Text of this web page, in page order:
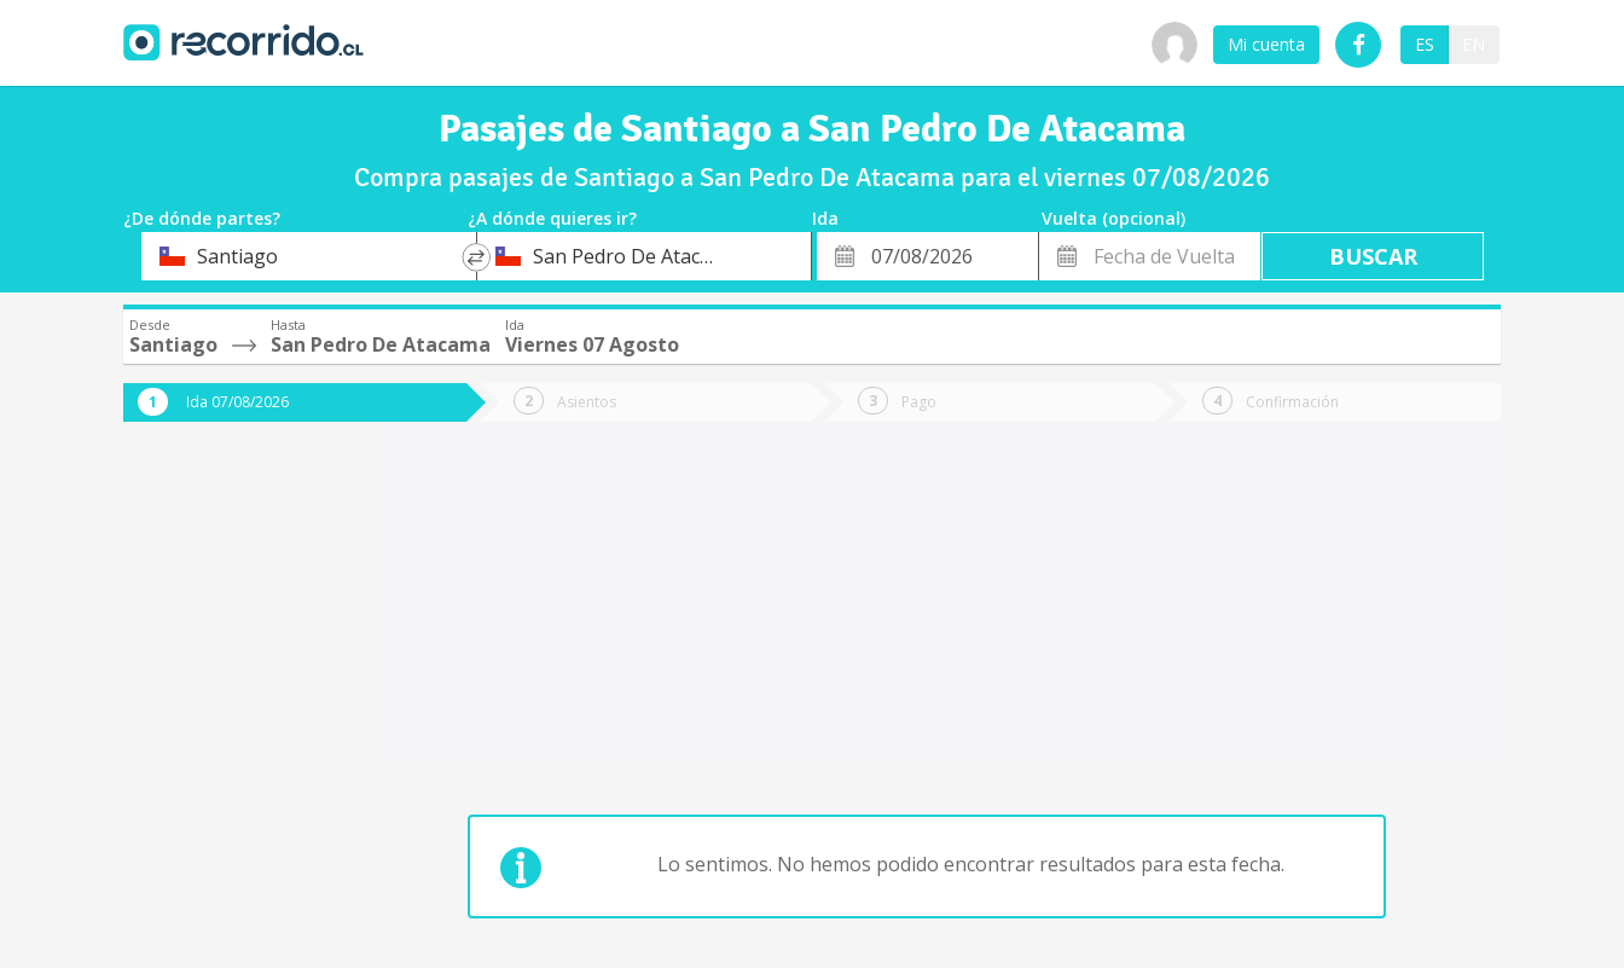
Mi cuenta ES
Pasajes de Santiago a San Pedro De Atacama
Compra pasajes de Santiago a San Pedro De Atacama para el viernes 07/08/2026
¿De dónde partes? ¿A dónde quieres ir? Ida
Vuelta (opcional)
OrigenSantiago
*
Destino
San Pedro De Atacama
Fecha
de
Fecha
de
Vuelta
Desde
Santiago
Hasta
San Pedro De Atacama
Ida
Viernes 07 Agosto
Ida 07/08/2026 Asientos Pago Confirmación
Lo sentimos. No hemos podido encontrar resultados para esta fecha.